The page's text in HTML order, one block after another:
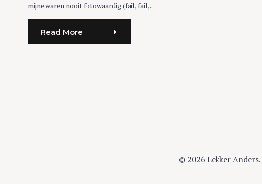
mijne waren nooit fotowaardig (fail, fail,..
Read More
© 2026 Lekker Anders.